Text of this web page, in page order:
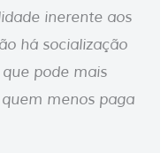
inerente aos
há socialização
pode mais
menos paga